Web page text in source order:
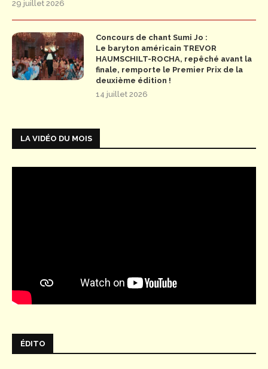
29 juillet 2026
Concours de chant Sumi Jo :
Le baryton américain TREVOR
HAUMSCHILT-ROCHA, repêché avant la
finale, remporte le Premier Prix de la
deuxième édition !
14 juillet 2026
LA VIDÉO DU MOIS
ÉDITO